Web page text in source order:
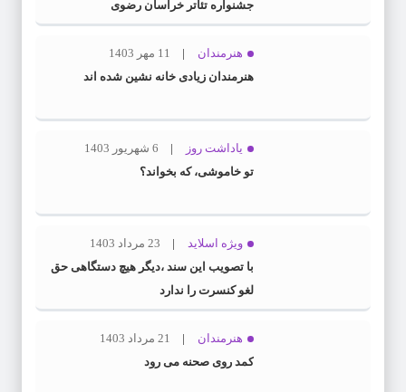
جشنواره تئاتر خراسان رضوی
هنرمندان
11 مهر 1403
هنرمندان زیادی خانه نشین شده اند
یاداشت روز
6 شهریور 1403
تو خاموشی، که بخواند؟
ویژه اسلاید
23 مرداد 1403
با تصویب این سند ،دیگر هیچ دستگاهی حق
لغو کنسرت را ندارد
هنرمندان
21 مرداد 1403
کمد روی صحنه می رود